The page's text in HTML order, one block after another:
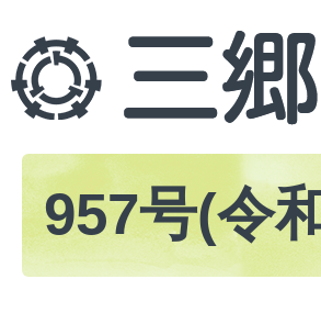
957号(令